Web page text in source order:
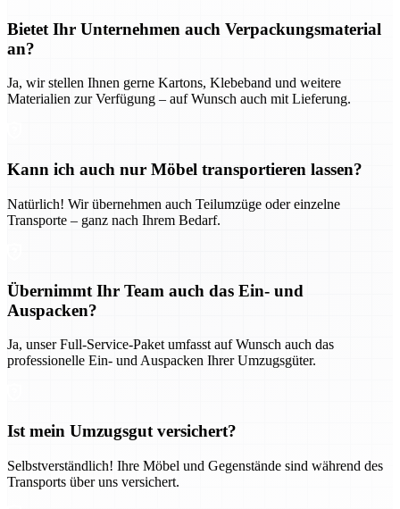
Bietet Ihr Unternehmen auch Verpackungsmaterial
an?
Ja, wir stellen Ihnen gerne Kartons, Klebeband und weitere
Materialien zur Verfügung – auf Wunsch auch mit Lieferung.
Kann ich auch nur Möbel transportieren lassen?
Natürlich! Wir übernehmen auch Teilumzüge oder einzelne
Transporte – ganz nach Ihrem Bedarf.
Übernimmt Ihr Team auch das Ein- und
Auspacken?
Ja, unser Full-Service-Paket umfasst auf Wunsch auch das
professionelle Ein- und Auspacken Ihrer Umzugsgüter.
Ist mein Umzugsgut versichert?
Selbstverständlich! Ihre Möbel und Gegenstände sind während des
Transports über uns versichert.